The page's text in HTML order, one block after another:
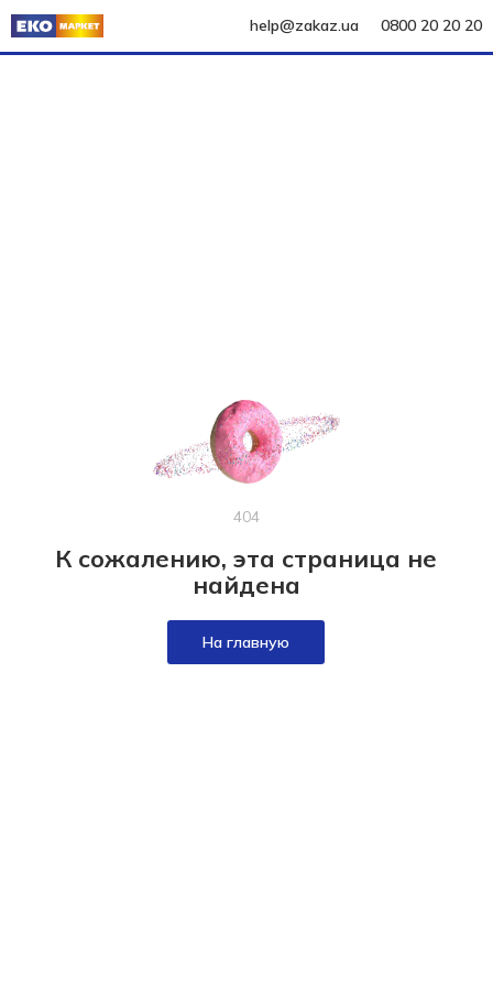
help@zakaz.ua 0800 20 20 20
404
К сожалению, эта страница не
найдена
На главную